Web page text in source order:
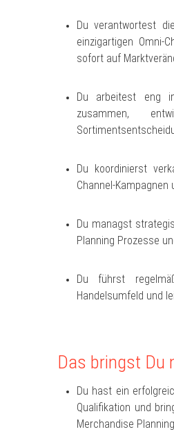
Du verantwortest
einzigartigen Omni-
sofort auf
Du arbeitest eng
zusammen,
Du koordinierst
Channel-
Du managst
Planning Prozesse
Du führst
Handelsumfeld und
Das bringst Du
Du hast ein
Qualifikation und
Merchandise